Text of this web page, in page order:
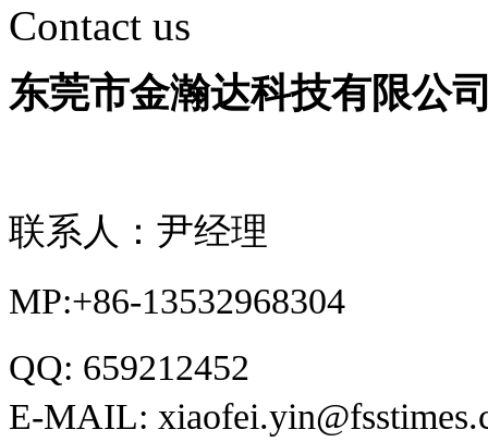
Contact us
东莞市金瀚达科技有限公
联系人：尹经理
MP:+86-13532968304
QQ: 659212452
E-MAIL: